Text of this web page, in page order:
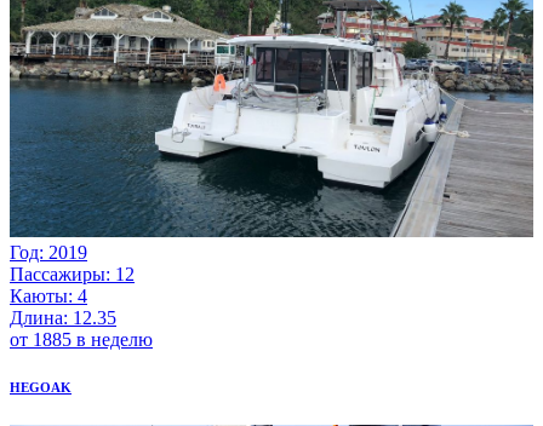
Год: 2019
Пассажиры: 12
Каюты: 4
Длина: 12.35
от 1885 в неделю
HEGOAK